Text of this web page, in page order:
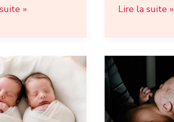
» Lire la suite »
du
bébé